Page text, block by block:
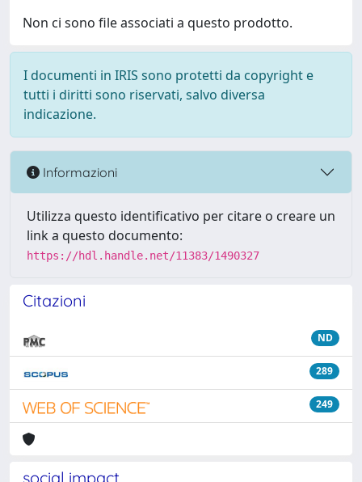
Non ci sono file associati a questo prodotto.
I documenti in IRIS sono protetti da copyright e
tutti i diritti sono riservati, salvo diversa
indicazione.
Informazioni
Utilizza questo identificativo per citare o creare un
link a questo documento:
https://hdl.handle.net/11383/1490327
Citazioni
ND
289
249
social impact